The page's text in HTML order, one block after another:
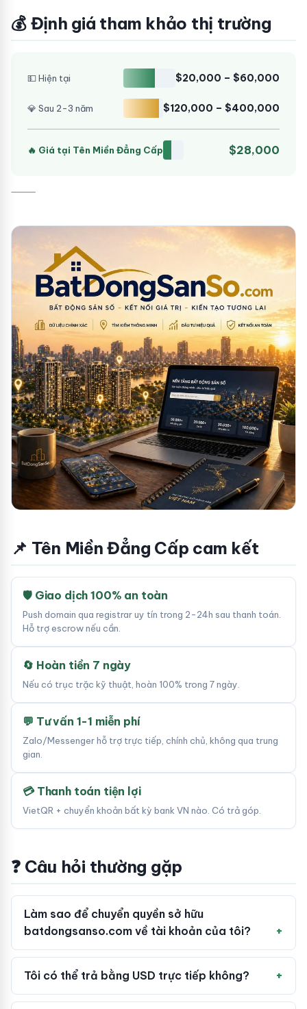
💰 Định giá tham khảo thị trường
💵 Hiện tại $20,000 – $60,000
💎 Sau 2-3 năm $120,000 – $400,000
🔥 Giá tại Tên Miền Đẳng Cấp $28,000
⸻
📌 Tên Miền Đẳng Cấp cam kết
🛡 Giao dịch 100% an toàn
Push domain qua registrar uy tín trong 2-24h sau thanh toán.
Hỗ trợ escrow nếu cần.
🔄 Hoàn tiền 7 ngày
Nếu có trục trặc kỹ thuật, hoàn 100% trong 7 ngày.
💬 Tư vấn 1-1 miễn phí
Zalo/Messenger hỗ trợ trực tiếp, chính chủ, không qua trung
gian.
💳 Thanh toán tiện lợi
VietQR + chuyển khoản bất kỳ bank VN nào. Có trả góp.
❓ Câu hỏi thường gặp
Làm sao để chuyển quyền sở hữu
batdongsanso.com về tài khoản của tôi?
Tôi có thể trả bằng USD trực tiếp không?